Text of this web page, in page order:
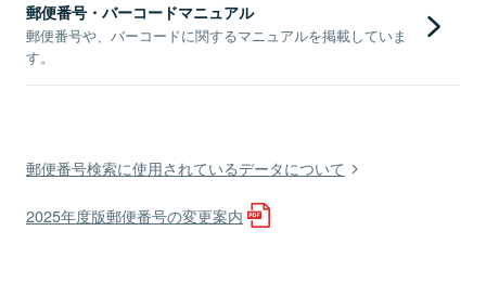
郵便番号・バーコードマニュアル
郵便番号や、バーコードに関するマニュアルを掲載していま
す。
郵便番号検索に使用されているデータについて
2025年度版郵便番号の変更案内